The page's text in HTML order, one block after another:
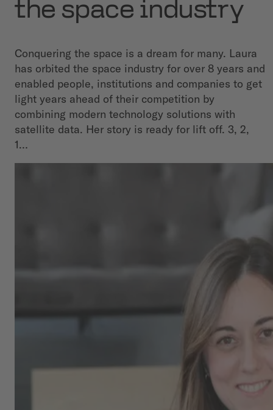
the space industry
Conquering the space is a dream for many. Laura
has orbited the space industry for over 8 years and
enabled people, institutions and companies to get
light years ahead of their competition by
combining modern technology solutions with
satellite data. Her story is ready for lift off. 3, 2,
1…